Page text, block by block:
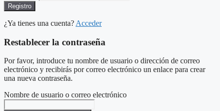
Registro
¿Ya tienes una cuenta? Acceder
Restablecer la contraseña
Por favor, introduce tu nombre de usuario o dirección de correo
electrónico y recibirás por correo electrónico un enlace para crear
una nueva contraseña.
Nombre de usuario o correo electrónico